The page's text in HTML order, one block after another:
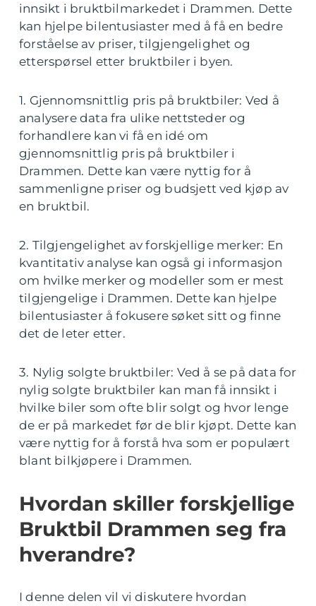
innsikt i bruktbilmarkedet i Drammen. Dette
kan hjelpe bilentusiaster med å få en bedre
forståelse av priser, tilgjengelighet og
etterspørsel etter bruktbiler i byen.
1. Gjennomsnittlig pris på bruktbiler: Ved å
analysere data fra ulike nettsteder og
forhandlere kan vi få en idé om
gjennomsnittlig pris på bruktbiler i
Drammen. Dette kan være nyttig for å
sammenligne priser og budsjett ved kjøp av
en bruktbil.
2. Tilgjengelighet av forskjellige merker: En
kvantitativ analyse kan også gi informasjon
om hvilke merker og modeller som er mest
tilgjengelige i Drammen. Dette kan hjelpe
bilentusiaster å fokusere søket sitt og finne
det de leter etter.
3. Nylig solgte bruktbiler: Ved å se på data for
nylig solgte bruktbiler kan man få innsikt i
hvilke biler som ofte blir solgt og hvor lenge
de er på markedet før de blir kjøpt. Dette kan
være nyttig for å forstå hva som er populært
blant bilkjøpere i Drammen.
Hvordan skiller forskjellige
Bruktbil Drammen seg fra
hverandre?
I denne delen vil vi diskutere hvordan